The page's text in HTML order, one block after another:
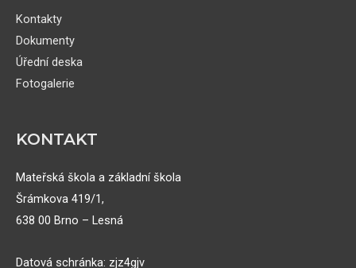
Kontakty
Dokumenty
Úřední deska
Fotogalerie
KONTAKT
Mateřská škola a základní škola
Šrámkova 419/1,
638 00 Brno – Lesná
Datová schránka: zjz4gjv